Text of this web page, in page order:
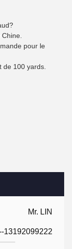
Mr. LIN
13192099222
pour le
de 100 yards.